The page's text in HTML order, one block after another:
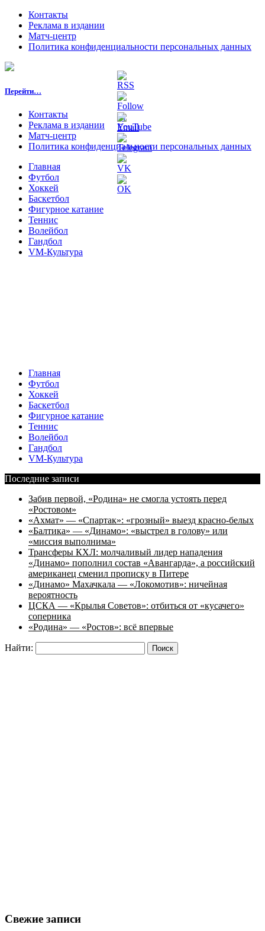
Контакты
Реклама в издании
Матч-центр
Политика конфиденциальности персональных данных
Перейти…
Контакты
Реклама в издании
Матч-центр
Политика конфиденциальности персональных данных
Главная
Футбол
Хоккей
Баскетбол
Фигурное катание
Теннис
Волейбол
Гандбол
VM-Культура
Главная
Футбол
Хоккей
Баскетбол
Фигурное катание
Теннис
Волейбол
Гандбол
VM-Культура
Последние записи
Забив первой, «Родина» не смогла устоять перед
«Ростовом»
«Ахмат» — «Спартак»: «грозный» выезд красно-белых
«Балтика» — «Динамо»: «выстрел в голову» или
«миссия выполнима»
Трансферы КХЛ: молчаливый лидер нападения
«Динамо» пополнил состав «Авангарда», а российский
американец сменил прописку в Питере
«Динамо» Махачкала — «Локомотив»: ничейная
вероятность
ЦСКА — «Крылья Советов»: отбиться от «кусачего»
соперника
«Родина» — «Ростов»: всё впервые
Найти:
Свежие записи